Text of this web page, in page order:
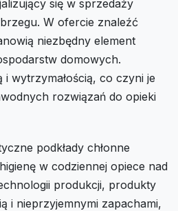
się w sprzedaży
W ofercie znaleźć
niezbędny element
domowych.
wytrzymałością, co czyni je
rozwiązań do opieki
podkłady chłonne
w codziennej opiece nad
produkcji, produkty
i nieprzyjemnymi zapachami,